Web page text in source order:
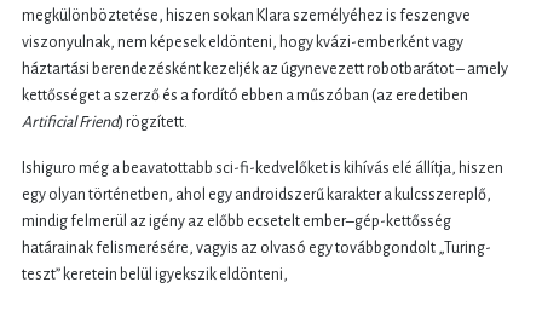
megkülönböztetése, hiszen sokan Klara személyéhez is feszengve
viszonyulnak, nem képesek eldönteni, hogy kvázi-emberként vagy
háztartási berendezésként kezeljék az úgynevezett robotbarátot – amely
kettősséget a szerző és a fordító ebben a műszóban (az eredetiben
Artificial Friend) rögzített.
Ishiguro még a beavatottabb sci-fi-kedvelőket is kihívás elé állítja, hiszen
egy olyan történetben, ahol egy androidszerű karakter a kulcsszereplő,
mindig felmerül az igény az előbb ecsetelt ember–gép-kettősség
határainak felismerésére, vagyis az olvasó egy továbbgondolt „Turing-
teszt” keretein belül igyekszik eldönteni,